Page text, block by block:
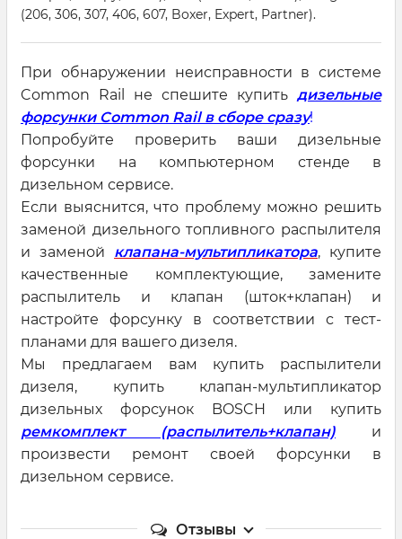
(206, 306, 307, 406, 607, Boxer, Expert, Partner).
При обнаружении неисправности в системе
Common Rail не спешите купить дизельные
форсунки Common Rail в сборе сразу!
Попробуйте проверить ваши дизельные
форсунки на компьютерном стенде в
дизельном сервисе.
Если выяснится, что проблему можно решить
заменой дизельного топливного распылителя
и заменой клапана-мультипликатора, купите
качественные комплектующие, замените
распылитель и клапан (шток+клапан) и
настройте форсунку в соответствии с тест-
планами для вашего дизеля.
Мы предлагаем вам купить распылители
дизеля, купить клапан-мультипликатор
дизельных форсунок BOSCH или купить
ремкомплект (распылитель+клапан) и
произвести ремонт своей форсунки в
дизельном сервисе.
Отзывы